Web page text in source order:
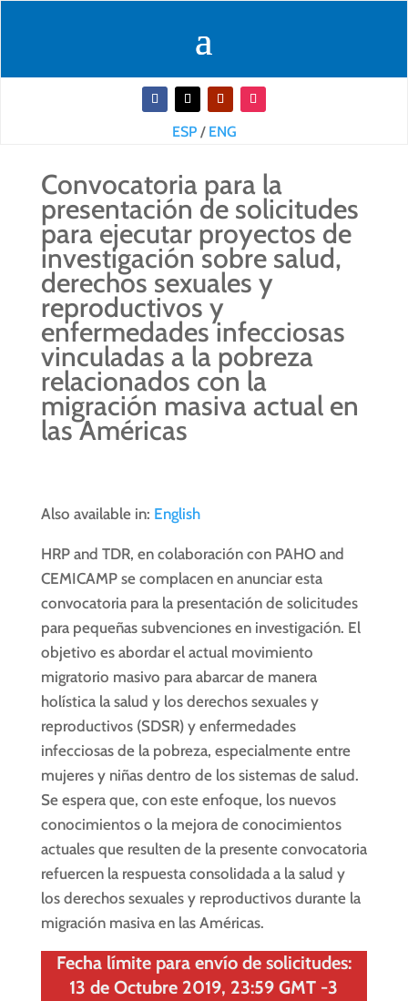
ESP/ ENG
Convocatoria para la
presentación de solicitudes
para ejecutar proyectos de
investigación sobre salud,
derechos sexuales y
reproductivos y
enfermedades infecciosas
vinculadas a la pobreza
relacionados con la
migración masiva actual en
las Américas
Also available in: English
HRP and TDR, en colaboración con PAHO and
CEMICAMP se complacen en anunciar esta
convocatoria para la presentación de solicitudes
para pequeñas subvenciones en investigación. El
objetivo es abordar el actual movimiento
migratorio masivo para abarcar de manera
holística la salud y los derechos sexuales y
reproductivos (SDSR) y enfermedades
infecciosas de la pobreza, especialmente entre
mujeres y niñas dentro de los sistemas de salud.
Se espera que, con este enfoque, los nuevos
conocimientos o la mejora de conocimientos
actuales que resulten de la presente convocatoria
refuercen la respuesta consolidada a la salud y
los derechos sexuales y reproductivos durante la
migración masiva en las Américas.
Fecha límite para envío de solicitudes:
13 de Octubre 2019, 23:59 GMT -3